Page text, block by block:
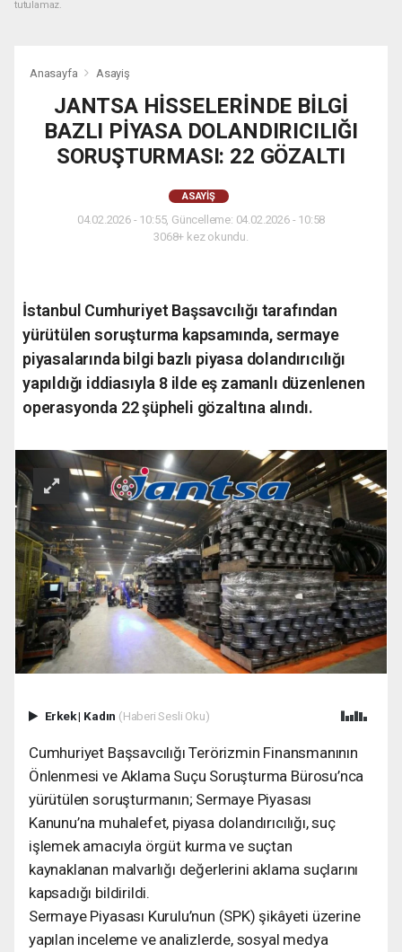
tutulamaz.
Anasayfa Asayiş
JANTSA HİSSELERİNDE BİLGİ
BAZLI PİYASA DOLANDIRICILIĞI
SORUŞTURMASI: 22 GÖZALTI
ASAYIŞ
04.02.2026 - 10:55, Güncelleme: 04.02.2026 - 10:58
3068+ kez okundu.
İstanbul Cumhuriyet Başsavcılığı tarafından
yürütülen soruşturma kapsamında, sermaye
piyasalarında bilgi bazlı piyasa dolandırıcılığı
yapıldığı iddiasıyla 8 ilde eş zamanlı düzenlenen
operasyonda 22 şüpheli gözaltına alındı.
Erkek| Kadın (Haberi Sesli Oku)
Cumhuriyet Başsavcılığı Terörizmin Finansmanının
Önlenmesi ve Aklama Suçu Soruşturma Bürosu’nca
yürütülen soruşturmanın; Sermaye Piyasası
Kanunu’na muhalefet, piyasa dolandırıcılığı, suç
işlemek amacıyla örgüt kurma ve suçtan
kaynaklanan malvarlığı değerlerini aklama suçlarını
kapsadığı bildirildi.
Sermaye Piyasası Kurulu’nun (SPK) şikâyeti üzerine
yapılan inceleme ve analizlerde, sosyal medya